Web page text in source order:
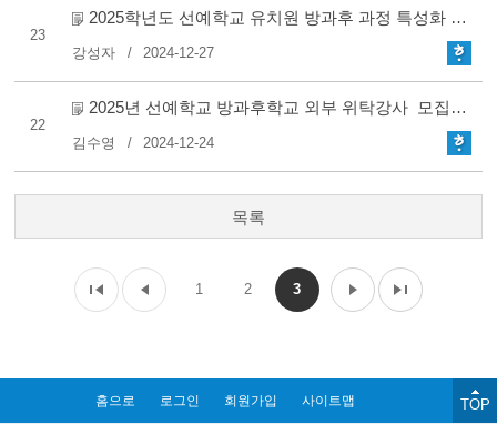
23
2025학년도 선예학교 유치원 방과후 과정 특성화 프로그렘 강..
강성자 2024-12-27
22
2025년 선예학교 방과후학교 외부 위탁강사 모집 공고
김수영 2024-12-24
목록
1 2 3
홈으로 로그인 회원가입 사이트맵 TOP